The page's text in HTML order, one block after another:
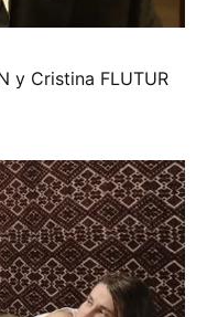
y Cristina FLUTUR